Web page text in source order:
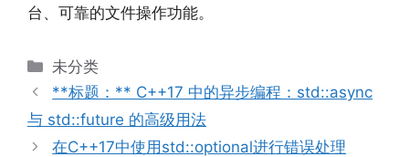
台、可靠的文件操作功能。
分
类
未分类
**标题：** C++17 中的异步编程：std::async
与 std::future 的高级用法
在C++17中使用std::optional进行错误处理